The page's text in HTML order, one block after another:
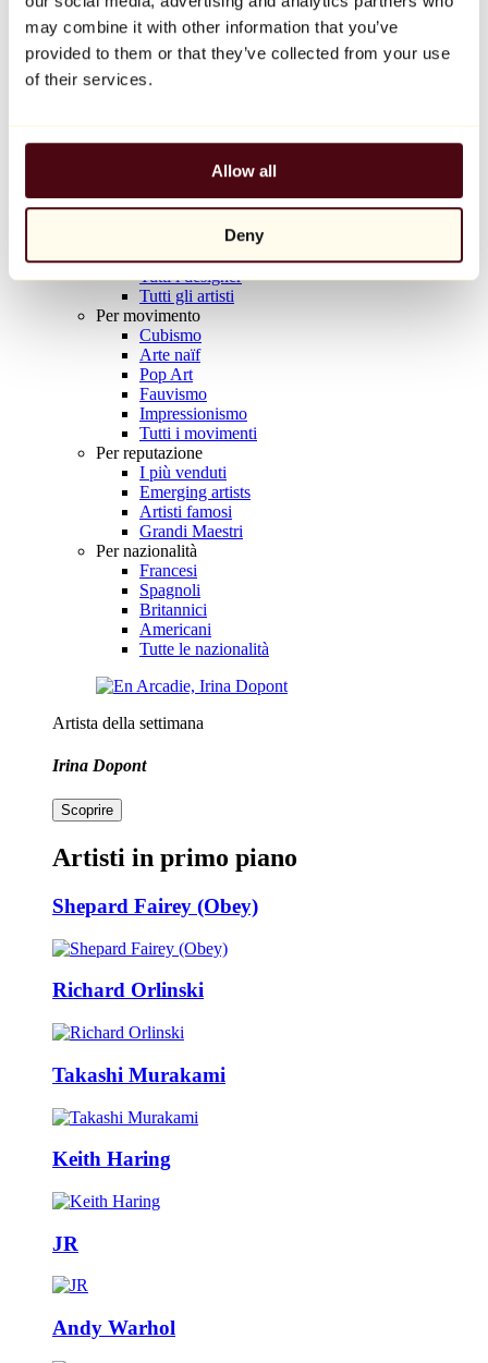
may combine it with other information that you’ve
provided to them or that they’ve collected from your use
of their services.
Allow all
Deny
Balloon Dog (Orange)
Jeff Koons
10.000 €
Artisti
Tutti i pittori
Tutti i fotografi
Tutti i disegnatori
Tutti i designer
Tutti gli artisti
Per movimento
Cubismo
Arte naïf
Pop Art
Fauvismo
Impressionismo
Tutti i movimenti
Per reputazione
I più venduti
Emerging artists
Artisti famosi
Grandi Maestri
Per nazionalità
Francesi
Spagnoli
Britannici
Americani
Tutte le nazionalità
Artista della settimana
Irina Dopont
Scoprire
Artisti in primo piano
Shepard Fairey (Obey)
Richard Orlinski
Takashi Murakami
Keith Haring
JR
Andy Warhol